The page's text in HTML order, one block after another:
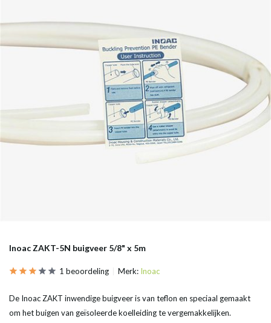
Inoac ZAKT-5N buigveer 5/8" x 5m
1 beoordeling Merk: Inoac
De Inoac ZAKT inwendige buigveer is van teflon en speciaal gemaakt
om het buigen van geïsoleerde koelleiding te vergemakkelijken.